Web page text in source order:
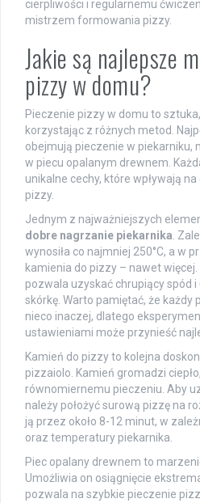
cierpliwości i regularnemu
mistrzem formowania pizzy.
Jakie są najlepsze
pizzy w domu?
Pieczenie pizzy w domu to
korzystając z różnych metod.
obejmują pieczenie w piekarniku,
w piecu opalanym drewnem.
unikalne cechy, które wpływają
pizzy.
Jednym z najważniejszych
dobre nagrzanie piekarnika .
wynosiła co najmniej 250°C, a w
kamienia do pizzy – nawet
pozwala uzyskać chrupiący spód i
skórkę. Warto pamiętać, że każdy
nieco inaczej, dlatego
ustawieniami może przynieść
Kamień do pizzy to kolejna
pizzaiolo. Kamień gromadzi
równomiernemu pieczeniu. Aby
należy położyć surową pizzę na
ją przez około 8-12 minut, w
oraz temperatury piekarnika.
Piec opalany drewnem to
Umożliwia on osiągnięcie
pozwala na szybkie pieczenie